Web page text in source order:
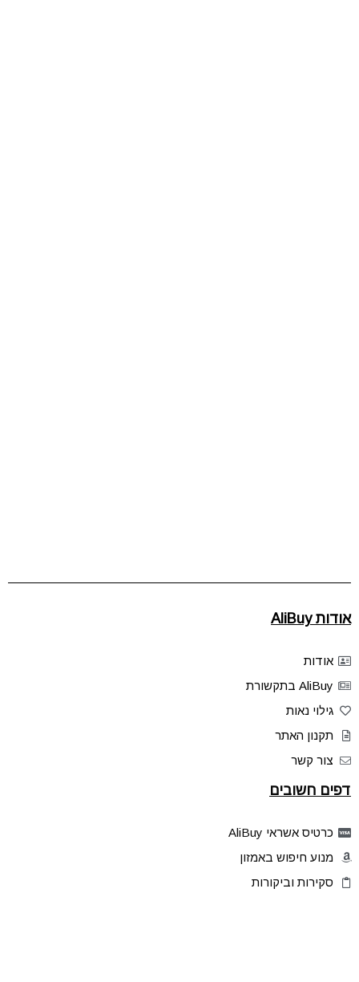
אודות AliBuy
אודות
AliBuy בתקשורת
גילוי נאות
תקנון האתר
צור קשר
דפים חשובים
כרטיס אשראי AliBuy
מנוע חיפוש באמזון
סקירות וביקורות